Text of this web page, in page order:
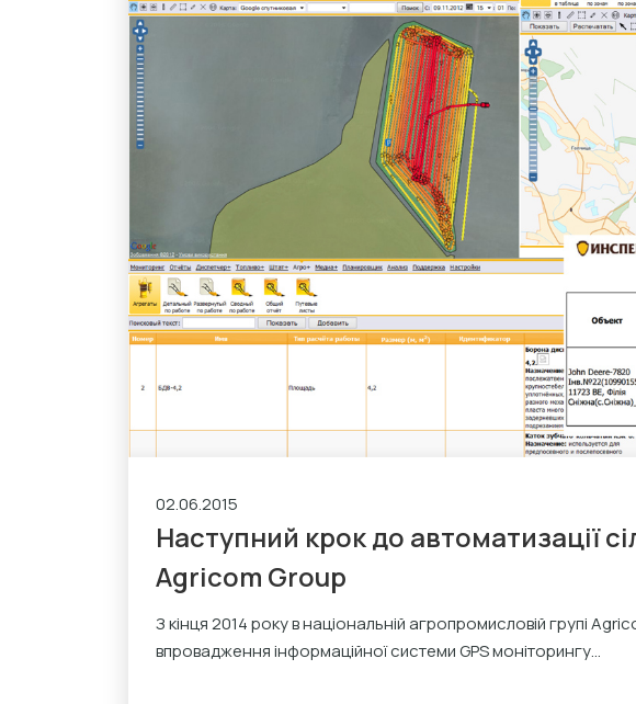
02.06.2015
Наступний крок до автоматизації
Agricom Group
З кінця 2014 року в національній агропромисловій групі
впровадження інформаційної системи GPS моніторингу...